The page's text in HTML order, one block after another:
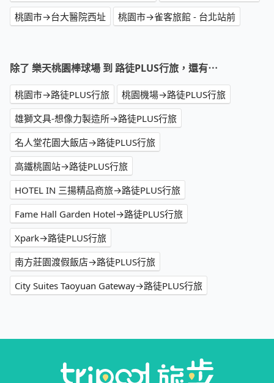
桃園市→台大醫院西址
桃園市→雀客旅館 - 台北站前
除了 樂天桃園棒球場 到 路徒PLUS行旅，還有⋯
桃園市→路徒PLUS行旅
桃園機場→路徒PLUS行旅
雄獅文具-想像力製造所→路徒PLUS行旅
名人堂花園大飯店→路徒PLUS行旅
高鐵桃園站→路徒PLUS行旅
HOTEL IN 三揚精品商旅→路徒PLUS行旅
Fame Hall Garden Hotel→路徒PLUS行旅
Xpark→路徒PLUS行旅
南方莊園渡假飯店→路徒PLUS行旅
City Suites Taoyuan Gateway→路徒PLUS行旅